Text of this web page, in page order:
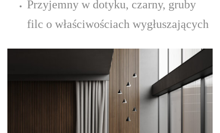
Przyjemny w dotyku, czarny, gruby
filc o właściwościach wygłuszających